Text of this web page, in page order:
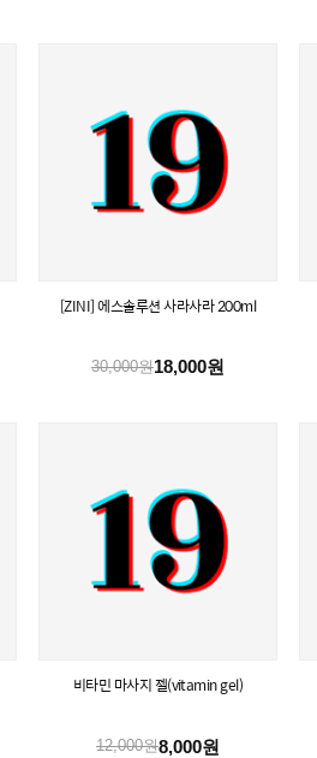
[ZINI] 에스솔루션 사라사라 200ml
30,000원18,000원
비타민 마사지 젤(vitamin gel)
12,000원8,000원